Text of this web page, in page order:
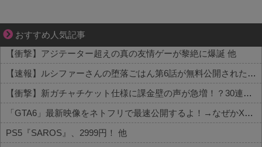
おすすめ人気記事
妻との生活が、夫をうつへ追い込んだ現実
【衝撃】アジテーター超えの真の友情ゲーが黎絶に爆誕 他
【速報】ルシファーさんの堕落ごはん第6話が無料公開された件 他
【衝撃】新ガチャチケット仕様に課金壁の声が急増！？30連でどうなる 他
「GTA6」最新映像をネトフリで最速公開するよ！→なぜかXで大炎上中wwww 他
PS5『SAROS』、2999円！ 他